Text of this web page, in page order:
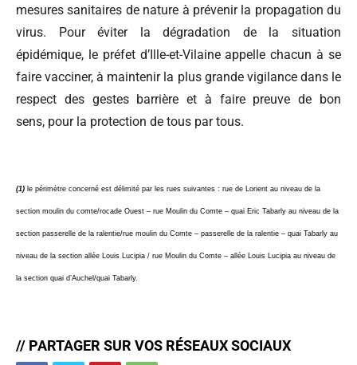
mesures sanitaires de nature à prévenir la propagation du
virus. Pour éviter la dégradation de la situation
épidémique, le préfet d’Ille-et-Vilaine appelle chacun à se
faire vacciner, à maintenir la plus grande vigilance dans le
respect des gestes barrière et à faire preuve de bon
sens, pour la protection de tous par tous.
(1) le périmètre concerné est délimité par les rues suivantes : rue de Lorient au niveau de la
section moulin du comte/rocade Ouest – rue Moulin du Comte – quai Eric Tabarly au niveau de la
section passerelle de la ralentie/rue moulin du Comte – passerelle de la ralentie – quai Tabarly au
niveau de la section allée Louis Lucipia / rue Moulin du Comte – allée Louis Lucipia au niveau de
la section quai d’Auchel/quai Tabarly.
// PARTAGER SUR VOS RÉSEAUX SOCIAUX